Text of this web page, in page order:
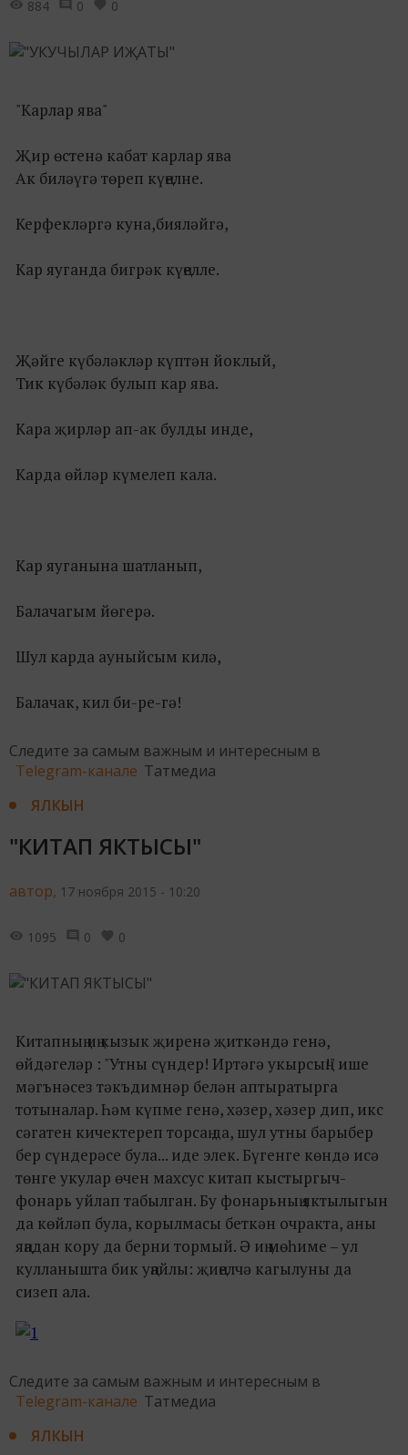
884 0 0
"Карлар ява"
Җир өстенә кабат карлар ява
Ак биләүгә төреп күңелне.
Керфекләргә куна,бияләйгә,
Кар яуганда бигрәк күңелле.
Җәйге күбәләкләр күптән йоклый,
Тик күбәләк булып кар ява.
Кара җирләр ап-ак булды инде,
Карда өйләр күмелеп кала.
Кар яуганына шатланып,
Балачагым йөгерә.
Шул карда ауныйсым килә,
Балачак, кил би-ре-гә!
Следите за самым важным и интересным в
Telegram-канале Татмедиа
ЯЛКЫН
"КИТАП ЯКТЫСЫ"
автор, 17 ноября 2015 - 10:20
1095 0 0
Китапның иң кызык җиренә җиткәндә генә,
өйдәгеләр : "Утны сүндер! Иртәгә укырсың!" ише
мәгънәсез тәкъдимнәр белән аптыратырга
тотыналар. Һәм күпме генә, хәзер, хәзер дип, икс
сәгатен кичектереп торсаң да, шул утны барыбер
бер сүндерәсе була... иде элек. Бүгенге көндә исә
төнге укулар өчен махсус китап кыстыргыч-
фонарь уйлап табылган. Бу фонарьның яктылыгын
да көйләп була, корылмасы беткән очракта, аны
яңадан кору да берни тормый. Ә иң мөһиме – ул
кулланышта бик уңайлы: җиңелчә кагылуны да
сизеп ала.
Следите за самым важным и интересным в
Telegram-канале Татмедиа
ЯЛКЫН